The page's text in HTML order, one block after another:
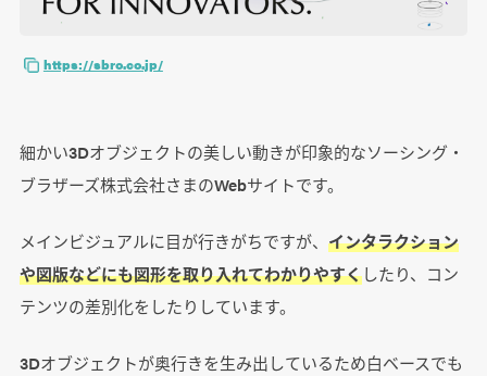
https://sbro.co.jp/
細かい3Dオブジェクトの美しい動きが印象的なソーシング・
ブラザーズ株式会社さまのWebサイトです。
メインビジュアルに目が行きがちですが、 インタラクション
や図版などにも図形を取り入れてわかりやすくしたり、コン
テンツの差別化をしたりしています。
3Dオブジェクトが奥行きを生み出しているため白ベースでも